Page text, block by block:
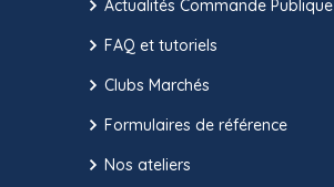
Actualités Commande Publique
FAQ et tutoriels
Clubs Marchés
Formulaires de référence
Nos ateliers